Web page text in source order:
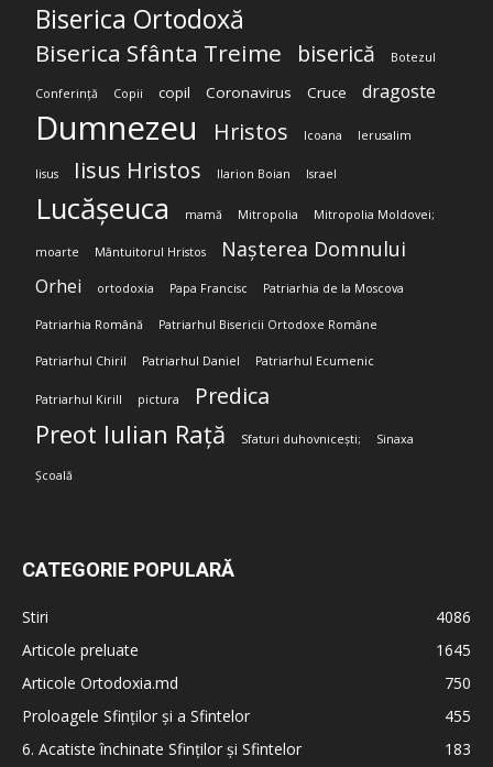
Biserica Ortodoxă
Biserica Sfânta Treime biserică Botezul
Conferință Copii copil Coronavirus Cruce dragoste
Dumnezeu Hristos Icoana Ierusalim
Iisus Iisus Hristos Ilarion Boian Israel
Lucășeuca mamă Mitropolia Mitropolia Moldovei;
moarte Mântuitorul Hristos Nașterea Domnului
Orhei ortodoxia Papa Francisc Patriarhia de la Moscova
Patriarhia Română Patriarhul Bisericii Ortodoxe Române
Patriarhul Chiril Patriarhul Daniel Patriarhul Ecumenic
Patriarhul Kirill pictura Predica
Preot Iulian Rață Sfaturi duhovnicești; Sinaxa
Școală
CATEGORIE POPULARĂ
Stiri
4086
Articole preluate
1645
Articole Ortodoxia.md
750
Proloagele Sfinților și a Sfintelor
455
6. Acatiste închinate Sfinților și Sfintelor
183